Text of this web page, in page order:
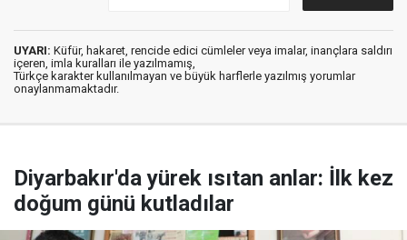
UYARI: Küfür, hakaret, rencide edici cümleler veya imalar, inançlara saldırı
içeren, imla kuralları ile yazılmamış,
Türkçe karakter kullanılmayan ve büyük harflerle yazılmış yorumlar
onaylanmamaktadır.
Diyarbakır'da yürek ısıtan anlar: İlk kez
doğum günü kutladılar